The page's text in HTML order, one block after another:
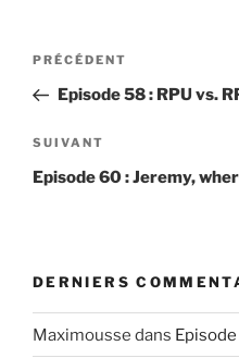
Post
Article
précédent
PRÉCÉDENT
Episode 58 : RPU vs.
Article
suivant
SUIVANT
Episode 60 : Jeremy,
DERNIERS
Maximousse dans Episode